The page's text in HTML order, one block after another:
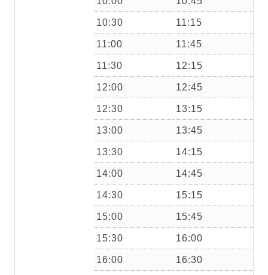
10:30 11:15
11:00 11:45
11:30 12:15
12:00 12:45
12:30 13:15
13:00 13:45
13:30 14:15
14:00 14:45
14:30 15:15
15:00 15:45
15:30 16:00
16:00 16:30